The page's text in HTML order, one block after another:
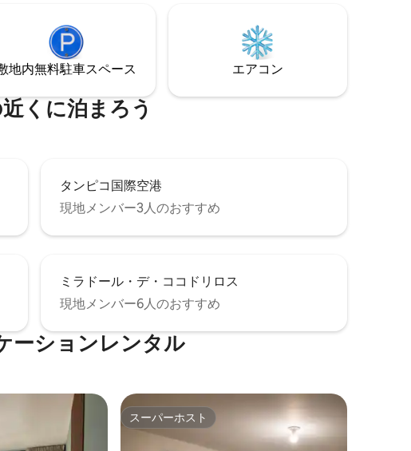
地内無料駐⁠車ス⁠ペ⁠ー⁠ス エアコン
くに泊まろう
タンピコ国際空港
現地メンバー3人のおすすめ
ミラドール・デ・ココドリロス
現地メンバー6人のおすすめ
ーションレンタル
スーパーホスト
スーパーホスト